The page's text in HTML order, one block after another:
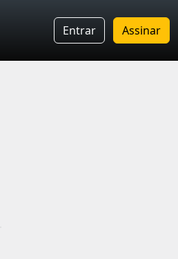
Entrar Assinar